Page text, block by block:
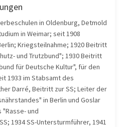
in Oldenburg, Detmold
in Weimar; seit 1908
Kriegsteilnahme; 1920 Beitritt
und Trutzbund"; 1930 Beitritt
für Deutsche Kultur", für den
1933 im Stabsamt des
Darré, Beitritt zur SS; Leiter der
in Berlin und Goslar
und
1934 SS-Untersturmführer, 1941